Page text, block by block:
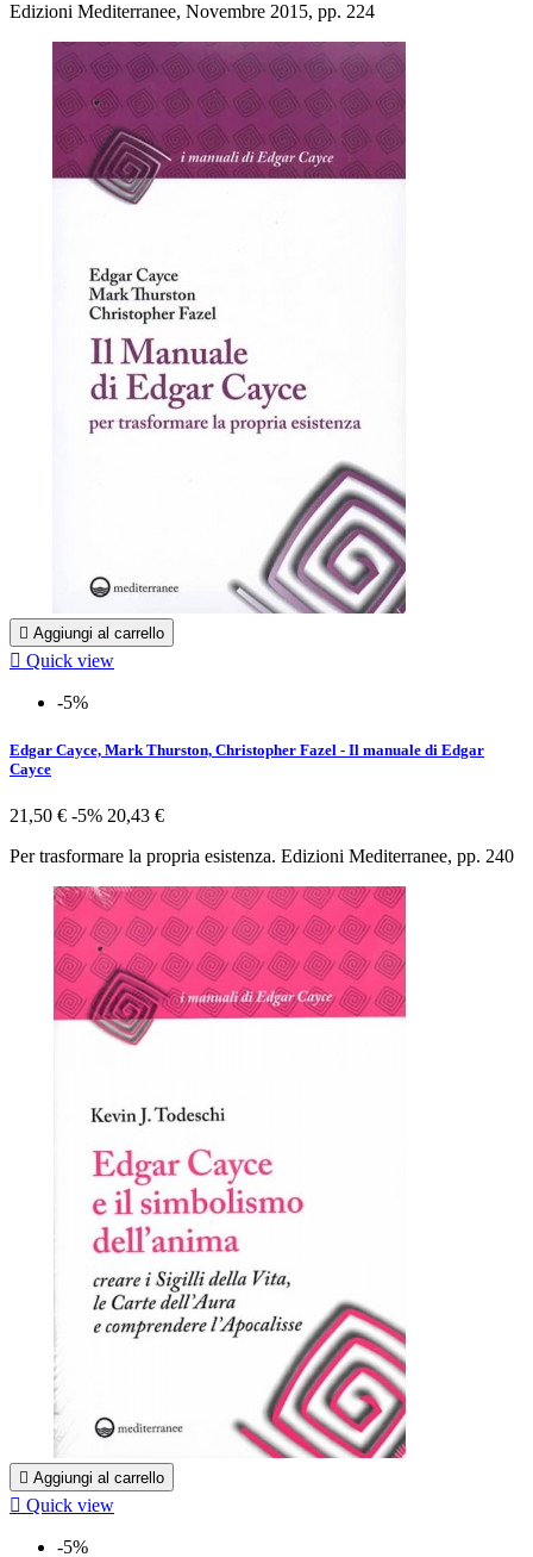
Edizioni Mediterranee, Novembre 2015, pp. 224
 Aggiungi al carrello
 Quick view
-5%
Edgar Cayce, Mark Thurston, Christopher Fazel - Il manuale di Edgar
Cayce
21,50 € -5% 20,43 €
Per trasformare la propria esistenza. Edizioni Mediterranee, pp. 240
 Aggiungi al carrello
 Quick view
-5%